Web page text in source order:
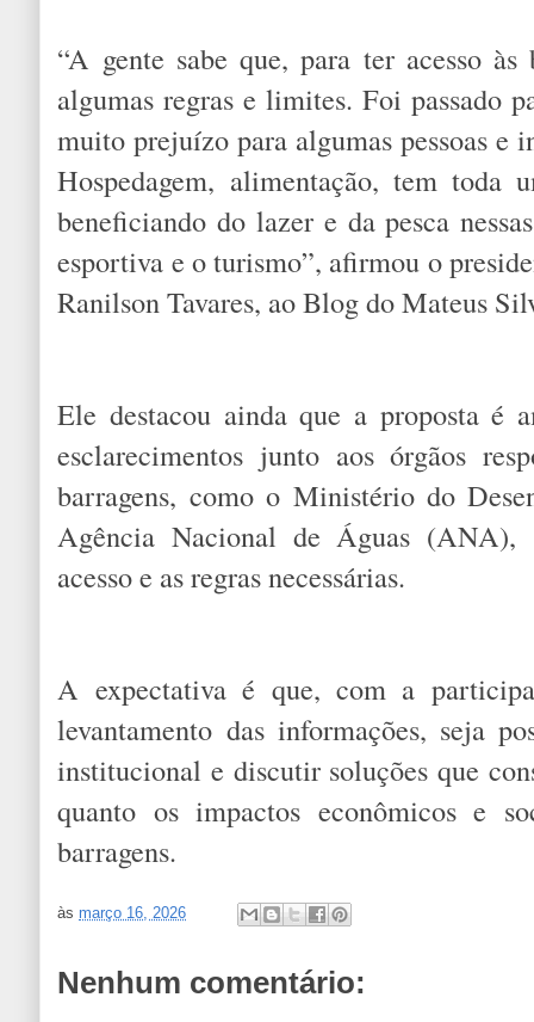
“A gente sabe que, para ter acesso
algumas regras e limites. Foi passado
muito prejuízo para algumas pessoas e
Hospedagem, alimentação, tem toda
beneficiando do lazer e da pesca
esportiva e o turismo”, afirmou o
Ranilson Tavares, ao Blog do Mateus
Ele destacou ainda que a proposta é
esclarecimentos junto aos órgãos
barragens, como o Ministério do
Agência Nacional de Águas (ANA),
acesso e as regras necessárias.
A expectativa é que, com a
levantamento das informações, seja
institucional e discutir soluções que
quanto os impactos econômicos e
barragens.
às março 16, 2026
Nenhum comentário: